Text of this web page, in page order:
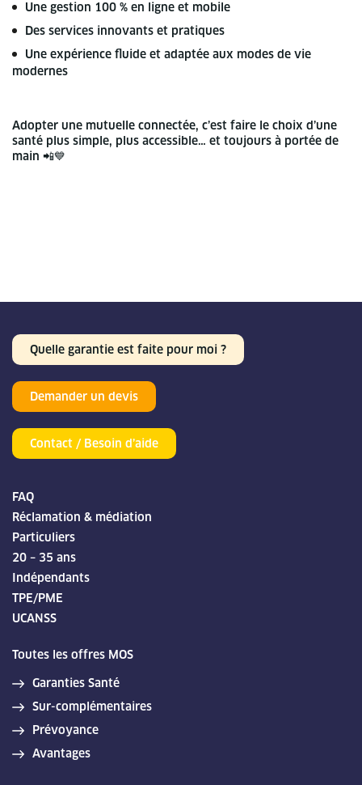
Une gestion 100 % en ligne et mobile
Des services innovants et pratiques
Une expérience fluide et adaptée aux modes de vie
modernes
Adopter une mutuelle connectée, c’est faire le choix d’une
santé plus simple, plus accessible… et toujours à portée de
main 📲💙
Quelle garantie est faite pour moi ?
Demander un devis
Contact / Besoin d’aide
FAQ
Réclamation & médiation
Particuliers
20 – 35 ans
Indépendants
TPE/PME
UCANSS
Toutes les offres MOS
Garanties Santé
Sur-complémentaires
Prévoyance
Avantages